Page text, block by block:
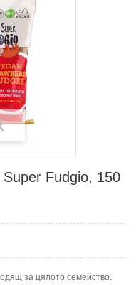
Fudgio, 150
за цялото семейство.